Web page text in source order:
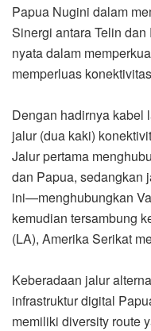
Papua Nugini dalam
Sinergi antara Telin
nyata dalam
memperluas
Dengan hadirnya kabel
jalur (dua kaki)
Jalur pertama
dan Papua,
ini—menghubungkan
kemudian tersambung
(LA), Amerika Serikat
Keberadaan jalur
infrastruktur digital
memiliki diversity route